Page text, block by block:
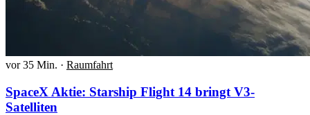
vor 35 Min. · Raumfahrt
SpaceX Aktie: Starship Flight 14 bringt V3-
Satelliten